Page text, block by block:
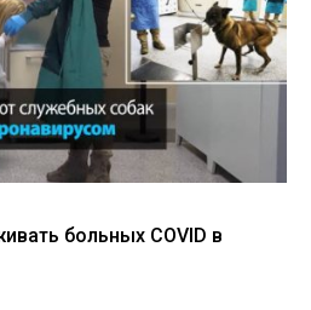
больных COVID в